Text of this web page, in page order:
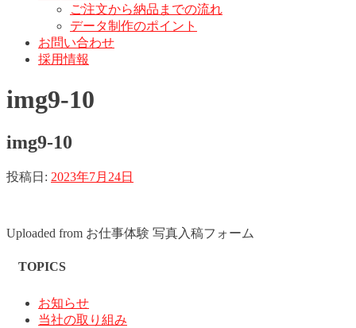
ご注文から納品までの流れ
データ制作のポイント
お問い合わせ
採用情報
img9-10
img9-10
投稿日: 2023年7月24日
Uploaded from お仕事体験 写真入稿フォーム
TOPICS
お知らせ
当社の取り組み